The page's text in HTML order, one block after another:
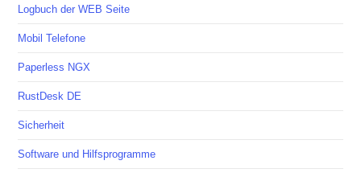
Logbuch der WEB Seite
Mobil Telefone
Paperless NGX
RustDesk DE
Sicherheit
Software und Hilfsprogramme